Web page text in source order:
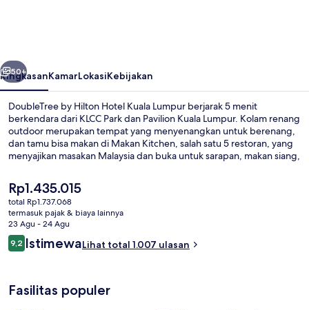
Lumpur
Berikutnya
50+
RingkasanKamarLokasiKebijakan
DoubleTree by Hilton Hotel Kuala Lumpur berjarak 5 menit
berkendara dari KLCC Park dan Pavilion Kuala Lumpur. Kolam renang
outdoor merupakan tempat yang menyenangkan untuk berenang,
dan tamu bisa makan di Makan Kitchen, salah satu 5 restoran, yang
menyajikan masakan Malaysia dan buka untuk sarapan, makan siang,
bar/lounge, bar tepi kolam renang, dan pusat kebugaran. Staf dan
sarapan mendapatkan nilai yang bagus dari para traveler. Properti
ini berada dekat dengan transportasi umum: Stasiun Ampang Park
berjarak 9 menit dan Stasiun KLCC berjarak 14 menit.
Harga
saat
ini
Rp1.435.015
Rp1.435.015
total Rp1.737.068
termasuk pajak & biaya lainnya
23 Agu - 24 Agu
Ulasan
9,29,2 dari 10
IstimewaLihat total 1.007 ulasan
Fasilitas populer